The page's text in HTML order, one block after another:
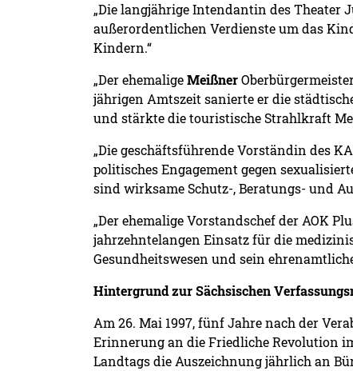
„Die langjährige Intendantin des Theater
außerordentlichen Verdienste um das
Kindern.“
„Der ehemaligeMeißner
jährigen Amtszeit sanierte er die
und stärkte die touristische Strahlkraft
„Die geschäftsführende Vorständin des
politisches Engagement gegen
sind wirksame Schutz-, Beratungs- und
„Der ehemalige Vorstandschef der AOK
jahrzehntelangen Einsatz für die
Gesundheitswesen und sein
Hintergrund zur Sächsischen
Am 26. Mai 1997, fünf Jahre nach der
Erinnerung an die Friedliche Revolution
Landtags die Auszeichnung jährlich an